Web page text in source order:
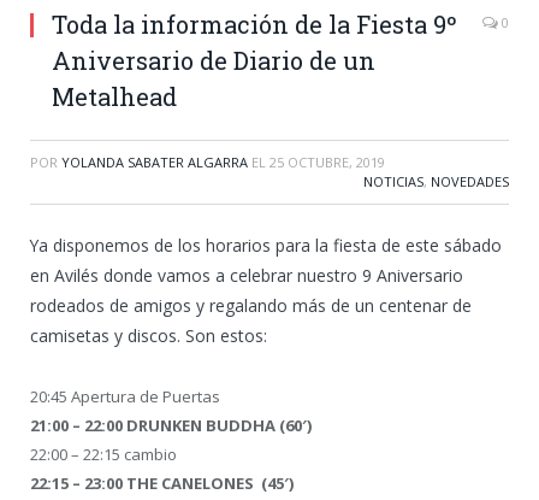
Toda la información de la Fiesta 9º
Aniversario de Diario de un
Metalhead
0
POR YOLANDA SABATER ALGARRA EL 25 OCTUBRE, 2019
NOTICIAS, NOVEDADES
Ya disponemos de los horarios para la fiesta de este sábado
en Avilés donde vamos a celebrar nuestro 9 Aniversario
rodeados de amigos y regalando más de un centenar de
camisetas y discos. Son estos:
20:45 Apertura de Puertas
21:00 – 22:00 DRUNKEN BUDDHA (60′)
22:00 – 22:15 cambio
22:15 – 23:00 THE CANELONES (45′)